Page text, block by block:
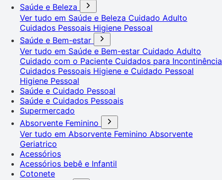
Saúde e Beleza
Ver tudo em Saúde e Beleza Cuidado Adulto
Cuidados Pessoais Higiene Pessoal
Saúde e Bem-estar
Ver tudo em Saúde e Bem-estar Cuidado Adulto
Cuidado com o Paciente Cuidados para Incontinência
Cuidados Pessoais Higiene e Cuidado Pessoal
Higiene Pessoal
Saúde e Cuidado Pessoal
Saúde e Cuidados Pessoais
Supermercado
Absorvente Feminino
Ver tudo em Absorvente Feminino Absorvente
Geriatrico
Acessórios
Acessórios bebê e Infantil
Cotonete